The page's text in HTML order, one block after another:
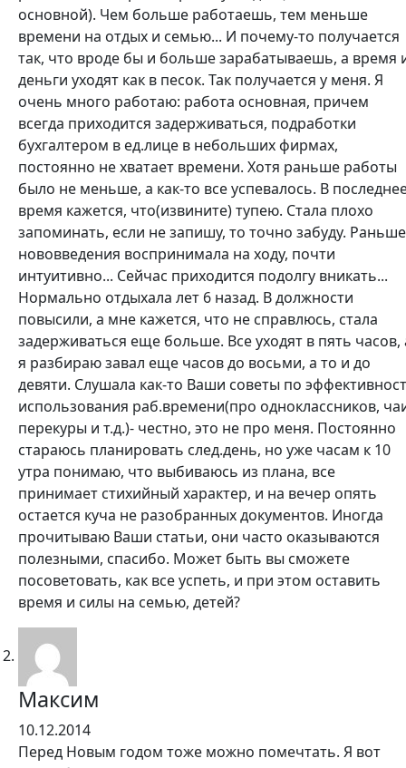
основной). Чем больше работаешь, тем меньше
времени на отдых и семью... И почему-то получается
так, что вроде бы и больше зарабатываешь, а время
деньги уходят как в песок. Так получается у меня. Я
очень много работаю: работа основная, причем
всегда приходится задерживаться, подработки
бухгалтером в ед.лице в небольших фирмах,
постоянно не хватает времени. Хотя раньше работы
было не меньше, а как-то все успевалось. В
время кажется, что(извините) тупею. Стала плохо
запоминать, если не запишу, то точно забуду. Раньше
нововведения воспринимала на ходу, почти
интуитивно... Сейчас приходится подолгу вникать...
Нормально отдыхала лет 6 назад. В должности
повысили, а мне кажется, что не справлюсь, стала
задерживаться еще больше. Все уходят в пять часов,
я разбираю завал еще часов до восьми, а то и до
девяти. Слушала как-то Ваши советы по
использования раб.времени(про одноклассников,
перекуры и т.д.)- честно, это не про меня. Постоянно
стараюсь планировать след.день, но уже часам к 10
утра понимаю, что выбиваюсь из плана, все
принимает стихийный характер, и на вечер опять
остается куча не разобранных документов. Иногда
прочитываю Ваши статьи, они часто оказываются
полезными, спасибо. Может быть вы сможете
посоветовать, как все успеть, и при этом оставить
время и силы на семью, детей?
Максим
10.12.2014
Перед Новым годом тоже можно помечтать. Я вот